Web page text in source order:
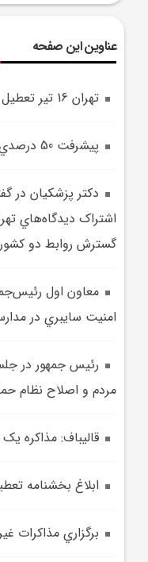
عناوین این صفحه
تهران 16 تير تعطيل و 18 تير عزاي عمومي است
پيشرفت 50 درصدي طرح‌هاي تحقيقاتي بنياد شهيد
دکتر پزشکيان در
اشتراک ديدگاه‌هاي
گسترش روابط دو
معاون اول
امنيت سايبري در
رئيس جمهور در
مردم و اصلاح نظام
قاليباف: مذاکره
ابلاغ بخشنامه
برگزاري مذاکرات